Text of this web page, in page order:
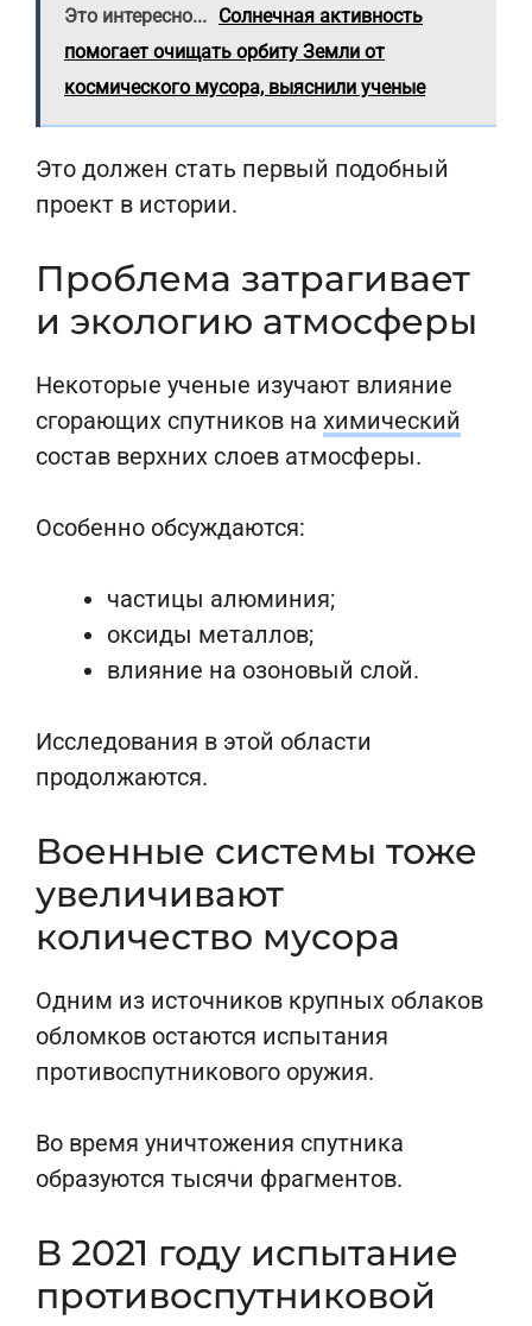
Это интересно... Солнечная активность
помогает очищать орбиту Земли от
космического мусора, выяснили ученые
Это должен стать первый подобный
проект в истории.
Проблема затрагивает
и экологию атмосферы
Некоторые ученые изучают влияние
сгорающих спутников на химический
состав верхних слоев атмосферы.
Особенно обсуждаются:
частицы алюминия;
оксиды металлов;
влияние на озоновый слой.
Исследования в этой области
продолжаются.
Военные системы тоже
увеличивают
количество мусора
Одним из источников крупных облаков
обломков остаются испытания
противоспутникового оружия.
Во время уничтожения спутника
образуются тысячи фрагментов.
В 2021 году испытание
противоспутниковой